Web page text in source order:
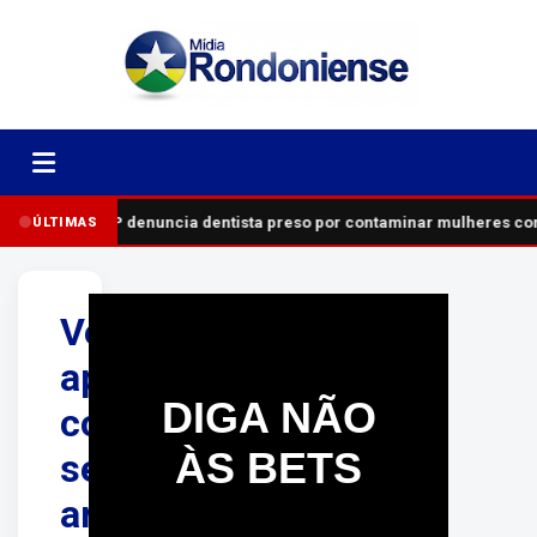
ÚLTIMASMP denuncia dentista preso por contaminar mulheres
Vereador
aparece
com
segurança
armado
DIGA NÃO
ÀS BETS